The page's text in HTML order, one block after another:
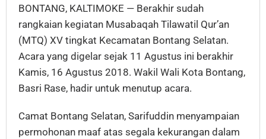
BONTANG, KALTIMOKE — Berakhir sudah
rangkaian kegiatan Musabaqah Tilawatil Qur’an
(MTQ) XV tingkat Kecamatan Bontang Selatan.
Acara yang digelar sejak 11 Agustus ini berakhir
Kamis, 16 Agustus 2018. Wakil Wali Kota Bontang,
Basri Rase, hadir untuk menutup acara.
Camat Bontang Selatan, Sarifuddin menyampaian
permohonan maaf atas segala kekurangan dalam